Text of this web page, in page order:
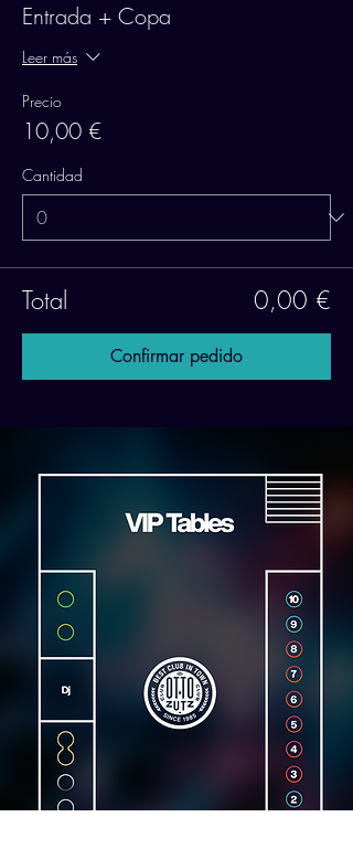
Entrada + Copa
Leer más
Precio
10,00 €
Cantidad
Total 0,00 €
Confirmar pedido